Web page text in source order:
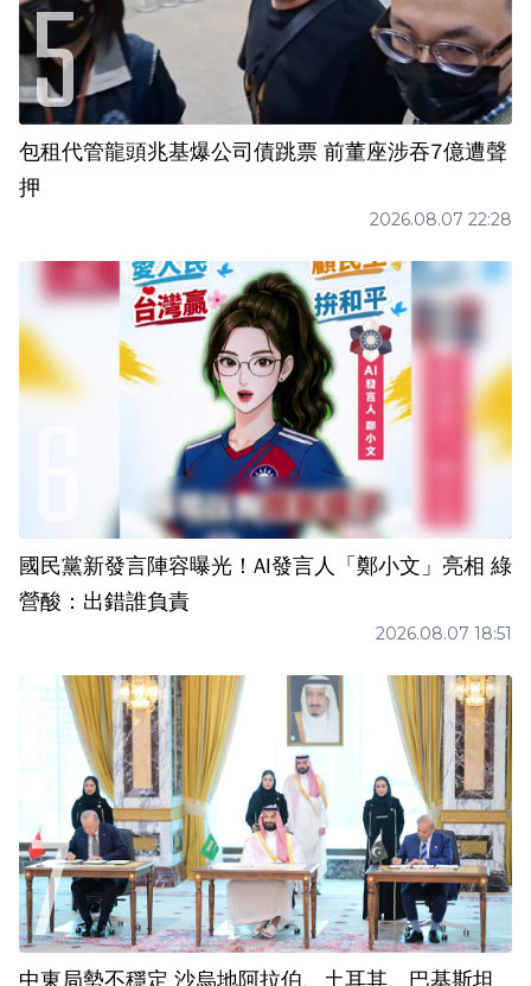
包租代管龍頭兆基爆公司債跳票 前董座涉吞7億遭聲
押
2026.08.07 22:28
國民黨新發言陣容曝光！AI發言人「鄭小文」亮相 綠
營酸：出錯誰負責
2026.08.07 18:51
中東局勢不穩定 沙烏地阿拉伯、土耳其、巴基斯坦